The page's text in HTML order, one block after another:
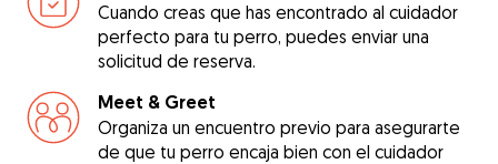
Cuando creas que has encontrado al cuidador
perfecto para tu perro, puedes enviar una
solicitud de reserva.
Meet & Greet
Organiza un encuentro previo para asegurarte
de que tu perro encaja bien con el cuidador